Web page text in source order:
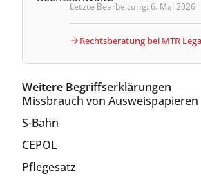
Letzte Bearbeitung: 6. Mai 2026
Rechtsberatung bei MTR
Weitere Begriffserklärungen
Missbrauch von Ausweispapieren
S-Bahn
CEPOL
Pflegesatz